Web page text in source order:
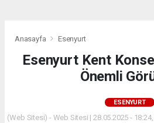
Anasayfa Esenyurt
Esenyurt Kent
Önemli
ESENYURT
(Web Sitesi) - Web Sitesi | 28.05.2025 -